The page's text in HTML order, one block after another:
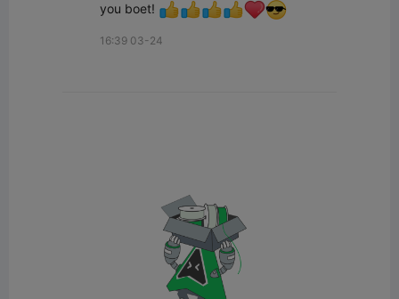
you boet!
16:39 03-24